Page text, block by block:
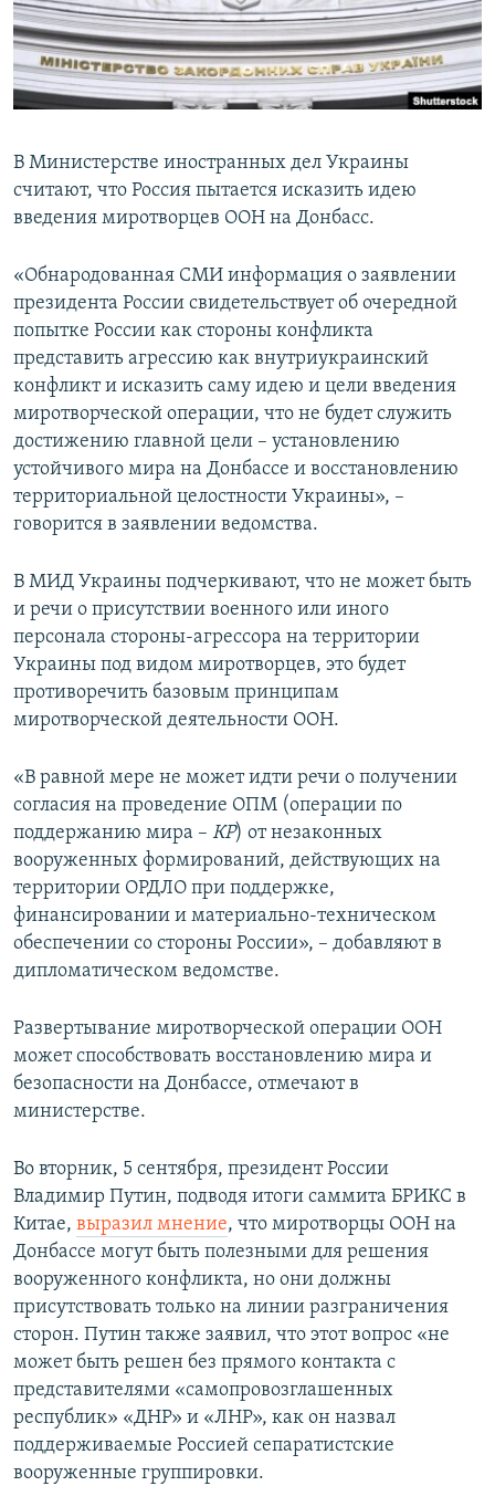
ПОБЕДИТЕЛЕЙ НЕ СУДЯТ?
КРЫМ.НЕПОКОРЕННЫЙ
ELIFBE
ПРИСОЕДИНЯЙТЕСЬ!
Все сайты RFE/RL
В Министерстве иностранных дел Украины
считают, что Россия пытается исказить идею
введения миротворцев ООН на Донбасс.
«Обнародованная СМИ информация о заявлении
президента России свидетельствует об очередной
попытке России как стороны конфликта
представить агрессию как внутриукраинский
конфликт и исказить саму идею и цели введения
миротворческой операции, что не будет служить
достижению главной цели – установлению
устойчивого мира на Донбассе и восстановлению
территориальной целостности Украины», –
говорится в заявлении ведомства.
В МИД Украины подчеркивают, что не может быть
и речи о присутствии военного или иного
персонала стороны-агрессора на территории
Украины под видом миротворцев, это будет
противоречить базовым принципам
миротворческой деятельности ООН.
«В равной мере не может идти речи о получении
согласия на проведение ОПМ (операции по
поддержанию мира – КР) от незаконных
вооруженных формирований, действующих на
территории ОРДЛО при поддержке,
финансировании и материально-техническом
обеспечении со стороны России», – добавляют в
дипломатическом ведомстве.
Развертывание миротворческой операции ООН
может способствовать восстановлению мира и
безопасности на Донбассе, отмечают в
министерстве.
Во вторник, 5 сентября, президент России
Владимир Путин, подводя итоги саммита БРИКС в
Китае, выразил мнение, что миротворцы ООН на
Донбассе могут быть полезными для решения
вооруженного конфликта, но они должны
присутствовать только на линии разграничения
сторон. Путин также заявил, что этот вопрос «не
может быть решен без прямого контакта с
представителями «самопровозглашенных
республик» «ДНР» и «ЛНР», как он назвал
поддерживаемые Россией сепаратистские
вооруженные группировки.